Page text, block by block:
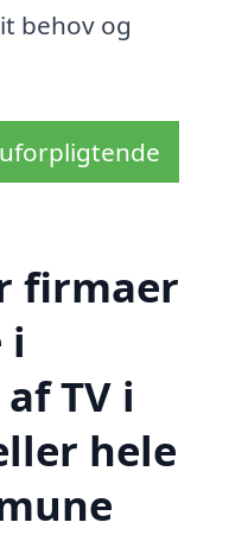
behov og
firmaer
i
TV i
hele